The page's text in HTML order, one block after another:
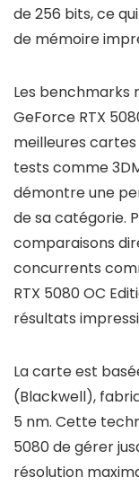
de 256 bits, ce
de mémoire
Les benchmarks
GeForce RTX
meilleures
tests comme
démontre une
de sa catégorie.
comparaisons
concurrents
RTX 5080 OC
résultats
La carte est
(Blackwell),
5 nm. Cette
5080 de gérer
résolution